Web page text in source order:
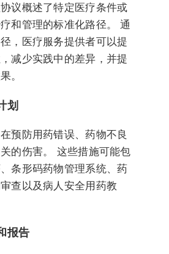
议概述了特定医疗条件或
和管理的标准化路径。 通
，医疗服务提供者可以提
减少实践中的差异，并提
。
划
预防用药错误、药物不良
的伤害。 这些措施可能包
条形码药物管理系统、药
查以及病人安全用药教
报告